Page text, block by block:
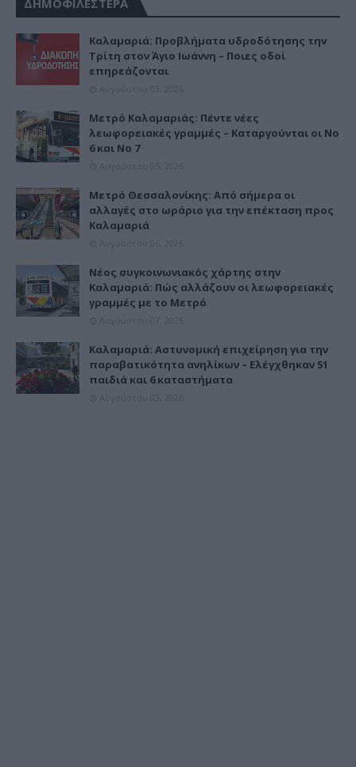
Καλαμαριά: Προβλήματα υδροδότησης την
Τρίτη στον Άγιο Ιωάννη – Ποιες οδοί
επηρεάζονται
Μετρό Καλαμαριάς: Πέντε νέες
λεωφορειακές γραμμές – Καταργούνται οι Νο
6 και Νο 7
Μετρό Θεσσαλονίκης: Από σήμερα οι
αλλαγές στο ωράριο για την επέκταση προς
Καλαμαριά
Νέος συγκοινωνιακός χάρτης στην
Καλαμαριά: Πώς αλλάζουν οι λεωφορειακές
γραμμές με το Μετρό
Καλαμαριά: Αστυνομική επιχείρηση για την
παραβατικότητα ανηλίκων – Ελέγχθηκαν 51
παιδιά και 6 καταστήματα